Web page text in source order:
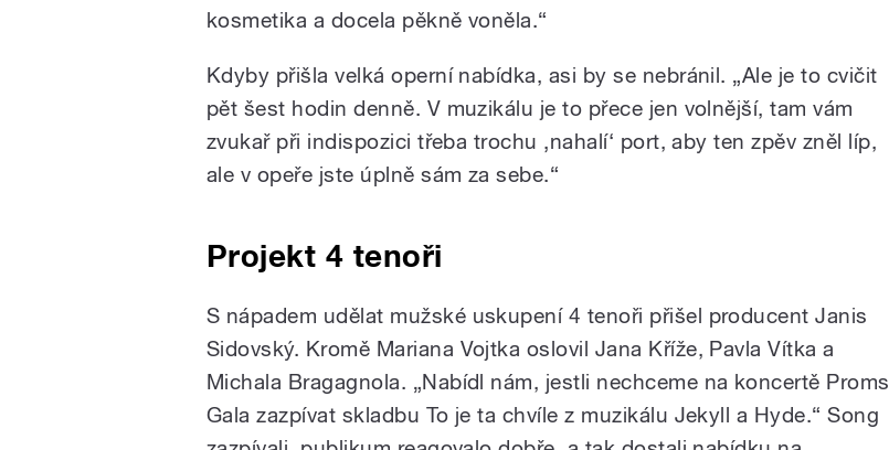
kosmetika a docela pěkně voněla.“
Kdyby přišla velká operní nabídka, asi by se nebránil. „Ale je to cvičit
pět šest hodin denně. V muzikálu je to přece jen volnější, tam vám
zvukař při indispozici třeba trochu ‚nahalí‘ port, aby ten zpěv zněl líp,
ale v opeře jste úplně sám za sebe.“
Projekt 4 tenoři
S nápadem udělat mužské uskupení 4 tenoři přišel producent Janis
Sidovský. Kromě Mariana Vojtka oslovil Jana Kříže, Pavla Vítka a
Michala Bragagnola. „Nabídl nám, jestli nechceme na koncertě Proms
Gala zazpívat skladbu To je ta chvíle z muzikálu Jekyll a Hyde.“ Song